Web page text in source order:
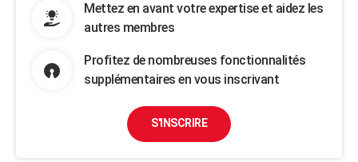
Mettez en avant votre expertise et aidez les
autres membres
Profitez de nombreuses fonctionnalités
supplémentaires en vous inscrivant
S'INSCRIRE